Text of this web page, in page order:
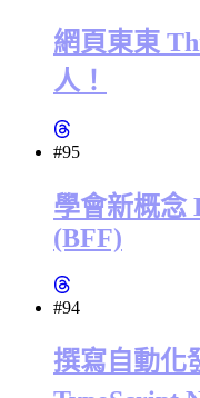
網頁東東
人！
#95
學會新概念
(BFF)
#94
撰寫自動化